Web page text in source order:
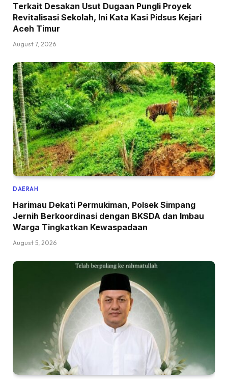
Terkait Desakan Usut Dugaan Pungli Proyek
Revitalisasi Sekolah, Ini Kata Kasi Pidsus Kejari
Aceh Timur
August 7, 2026
DAERAH
Harimau Dekati Permukiman, Polsek Simpang
Jernih Berkoordinasi dengan BKSDA dan Imbau
Warga Tingkatkan Kewaspadaan
August 5, 2026